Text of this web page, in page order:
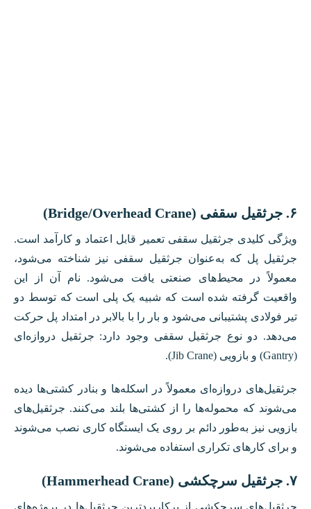
۶. جرثقیل سقفی (Bridge/Overhead Crane)
ویژگی کلیدی جرثقیل سقفی تعمیر قابل اعتماد و کارآمد است.
جرثقیل پل که به‌عنوان جرثقیل سقفی نیز شناخته می‌شود،
معمولاً در محیط‌های صنعتی یافت می‌شود. نام آن از این
واقعیت گرفته شده است که شبیه یک پلی است که توسط دو
تیر فولادی پشتیبانی می‌شود و بار را با بالابر در امتداد پل حرکت
می‌دهد. دو نوع جرثقیل سقفی وجود دارد: جرثقیل دروازه‌ای
(Gantry) و بازویی (Jib Crane).
جرثقیل‌های دروازه‌ای معمولاً در اسکله‌ها و بنادر کشتی‌ها دیده
می‌شوند که محموله‌ها را از کشتی‌ها بلند می‌کنند. جرثقیل‌های
بازویی نیز به‌طور دائم بر روی یک ایستگاه کاری نصب می‌شوند
و برای کار‌های تکراری استفاده می‌شوند.
۷. جرثقیل سرچکشی (Hammerhead Crane)
جرثقیل‌های سرچکشی از پرکاربردترین جرثقیل‌ها در پروژه‌های